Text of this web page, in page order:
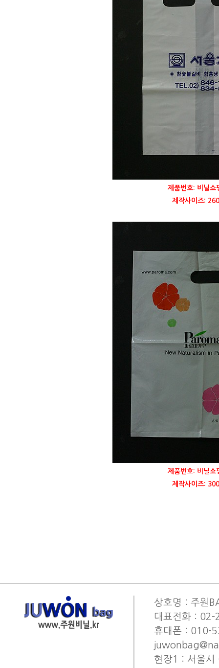
제품번호: 비닐쇼
제작사이즈:
제품번호: 비닐쇼
제작사이즈:
상호명 : 주원
대표전화 :
휴대폰 : 010-
현장1 : 서울